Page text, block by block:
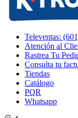
Televentas:
Atención al
Rastrea Tu
Consulta tu
Tiendas
Catálogo
PQR
Whatsapp